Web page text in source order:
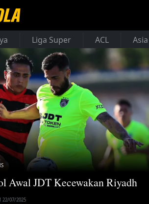
Liga Super ACL
Awal JDT Kecewakan Riyadh
22/07/2025